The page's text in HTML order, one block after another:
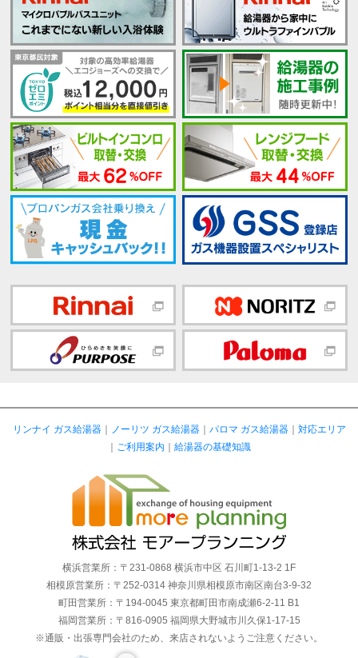
リンナイ ガス給湯器｜ ノーリツ ガス給湯器｜ パロマ ガス給湯器｜ 対応エリア
｜ ご利用案内 ｜ 給湯器の基礎知識
横浜営業所：〒231-0868 横浜市中区 石川町1-13-2 1F
相模原営業所：〒252-0314 神奈川県相模原市南区南台3-9-32
町田営業所：〒194-0045 東京都町田市南成瀬6-2-11 B1
福岡営業所：〒816-0905 福岡県大野城市川久保1-17-15
※通販・出張専門会社のため、来店されないようご注意ください。